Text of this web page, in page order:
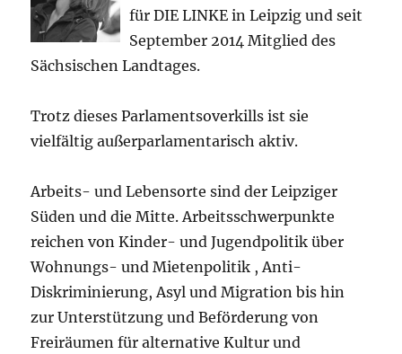
für DIE LINKE in Leipzig und seit
September 2014 Mitglied des
Sächsischen Landtages.
Trotz dieses Parlamentsoverkills ist sie
vielfältig außerparlamentarisch aktiv.
Arbeits- und Lebensorte sind der Leipziger
Süden und die Mitte. Arbeitsschwerpunkte
reichen von Kinder- und Jugendpolitik über
Wohnungs- und Mietenpolitik , Anti-
Diskriminierung, Asyl und Migration bis hin
zur Unterstützung und Beförderung von
Freiräumen für alternative Kultur und